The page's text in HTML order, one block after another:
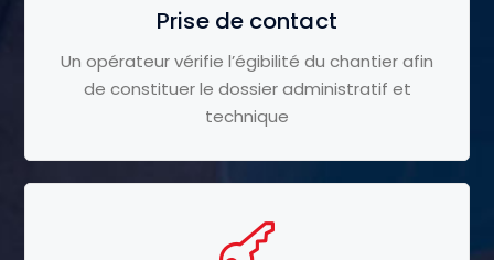
Prise de contact
Un opérateur vérifie l’égibilité du chantier afin
de constituer le dossier administratif et
technique